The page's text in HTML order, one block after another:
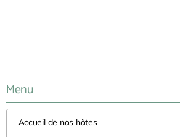
Menu
Accueil de nos hôtes